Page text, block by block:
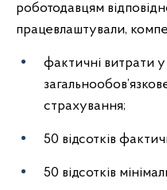
роботодавцям
працевлаштували,
фактичні витрати
страхування;
50 відсотків
50 відсотків